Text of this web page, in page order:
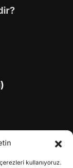
kullanıyoruz.